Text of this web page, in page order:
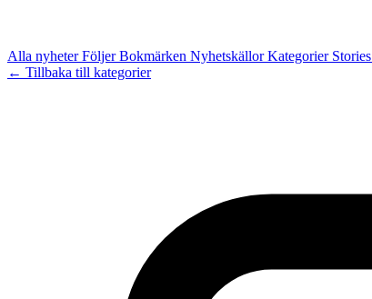
Alla nyheterFöljerBokmärken NyhetskällorKategorier Stories
← Tillbaka till kategorier